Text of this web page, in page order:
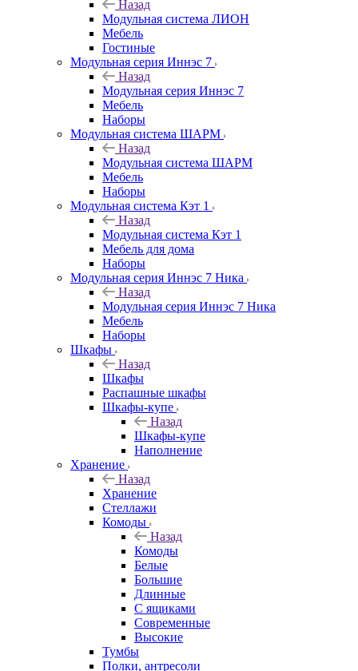
Назад
Модульная система ЛИОН
Мебель
Гостиные
Модульная серия Иннэс 7
Назад
Модульная серия Иннэс 7
Мебель
Наборы
Модульная система ШАРМ
Назад
Модульная система ШАРМ
Мебель
Наборы
Модульная система Кэт 1
Назад
Модульная система Кэт 1
Мебель для дома
Наборы
Модульная серия Иннэс 7 Ника
Назад
Модульная серия Иннэс 7 Ника
Мебель
Наборы
Шкафы
Назад
Шкафы
Распашные шкафы
Шкафы-купе
Назад
Шкафы-купе
Наполнение
Хранение
Назад
Хранение
Стеллажи
Комоды
Назад
Комоды
Белые
Большие
Длинные
С ящиками
Современные
Высокие
Тумбы
Полки, антресоли